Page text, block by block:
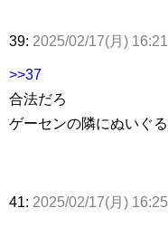
39: 2025/02/17(月)
>>37
合法だろ
ゲーセンの隣にぬいぐ
41: 2025/02/17(月)